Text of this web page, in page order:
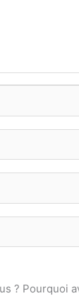
? Pourquoi